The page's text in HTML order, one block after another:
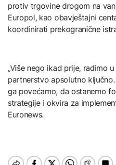
protiv trgovine drogom na
Europol, kao obavještajni
koordinirati prekogranične
„Više nego ikad prije, radimo
partnerstvo apsolutno
ga povećamo, da ostanemo
strategije i okvira za
Euronews.